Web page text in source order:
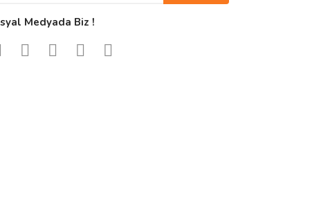
Medyada Biz !